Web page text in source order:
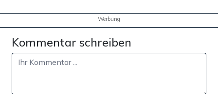
Werbung
Kommentar schreiben